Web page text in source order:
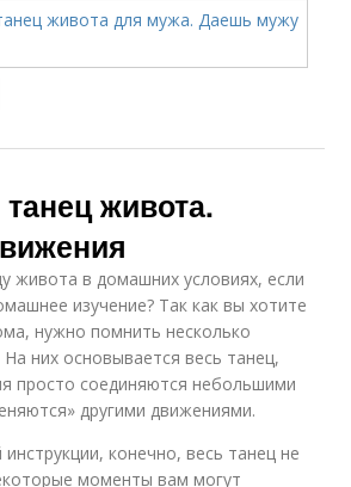
живота.
живота в домашних условиях, если
изучение? Так как вы хотите
нужно помнить несколько
них основывается весь танец,
просто соединяются небольшими
другими движениями.
конечно, весь танец не
моменты вам могут